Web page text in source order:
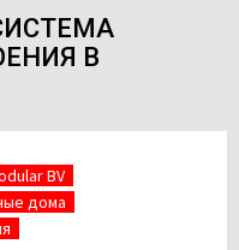
В
BV
дома